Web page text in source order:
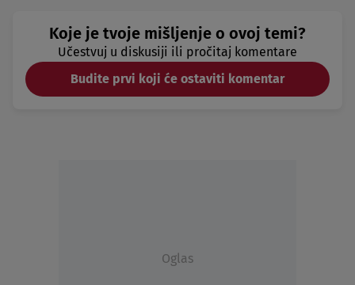
Koje je tvoje mišljenje o ovoj temi?
Učestvuj u diskusiji ili pročitaj komentare
Budite prvi koji će ostaviti komentar
Oglas